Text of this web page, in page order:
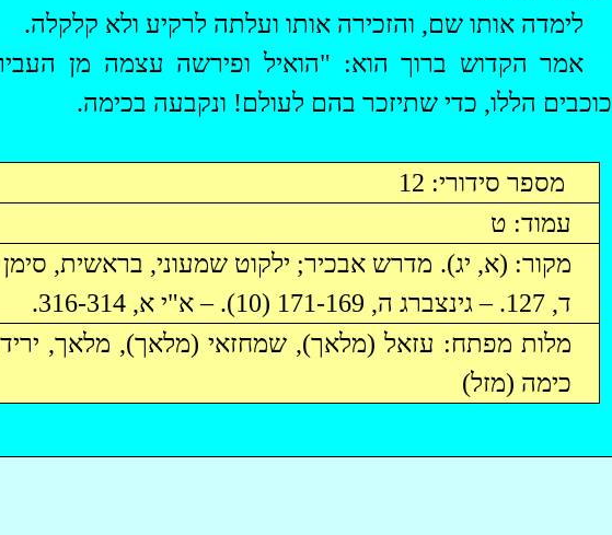
לימדה אותו שם, והזכירה אותו ועלתה לרקיע ולא קלקלה.
‏אמר הקדוש ברוך הוא: "הואיל ופירשה עצמה מן
כוכבים הללו, כדי שתיזכר בהם לעולם! ונקבעה בכימה.
מספר סידורי: 12
עמוד: ט
מקור: (א, יג). מדרש אבכיר; ילקוט שמעוני, בראשית,
ד, 127. – גינצברג ה, 171-169 (10). – א"י א, 316-314.
מלות מפתח: עזאל (מלאך), שמחזאי (מלאך), מלאך,
כימה (מזל)